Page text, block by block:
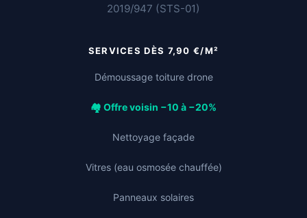
2019/947 (STS-01)
SERVICES DÈS 7,90 €/M²
Démoussage toiture drone
🏘️ Offre voisin −10 à −20%
Nettoyage façade
Vitres (eau osmosée chauffée)
Panneaux solaires